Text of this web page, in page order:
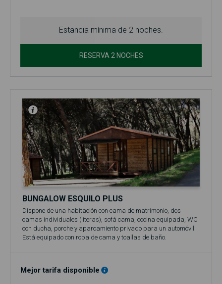
Estancia mínima de 2 noches.
RESERVA 2 NOCHES
BUNGALOW ESQUILO PLUS
Dispone de una habitación con cama de matrimonio, dos
camas individuales (literas), sofá cama, cocina equipada, WC
con ducha, porche y aparcamiento privado para un automóvil.
Está equipado con ropa de cama y toallas de baño.
No se admiten mascotas en el bungalow.
Mejor tarifa disponible